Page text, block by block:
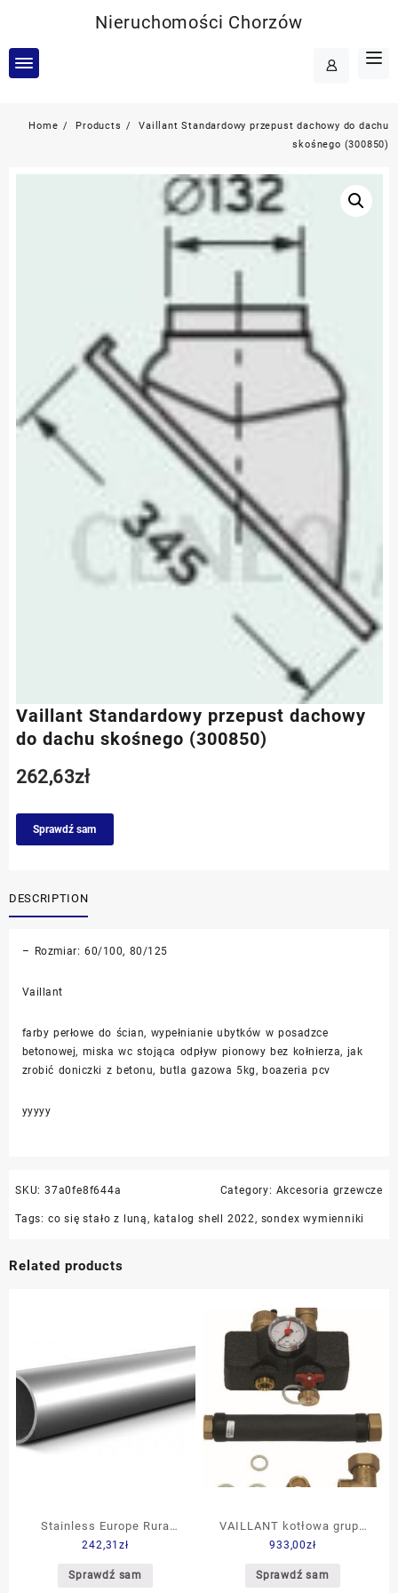
content
Nieruchomości Chorzów
Home Products
Vaillant Standardowy przepust dachowy do dachu
skośnego (300850)
Vaillant Standardowy przepust dachowy
do dachu skośnego (300850)
262,63zł
Sprawdź sam
DESCRIPTION
– Rozmiar: 60/100, 80/125
Vaillant
farby perłowe do ścian, wypełnianie ubytków w posadzce
betonowej, miska wc stojąca odpływ pionowy bez kołnierza, jak
zrobić doniczki z betonu, butla gazowa 5kg, boazeria pcv
yyyyy
SKU: 37a0fe8f644a Category: Akcesoria grzewcze
Tags: co się stało z luną , katalog shell 2022 , sondex wymienniki
Related products
Stainless Europe Rura
Bezszwowa DN15 fi
20x2Mm
242,31zł
Sprawdź sam
VAILLANT kotłowa grupa
bezpieczeństwa do 48 kW
(307591)
933,00zł
Sprawdź sam